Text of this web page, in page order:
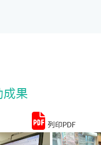
成果
列印PDF